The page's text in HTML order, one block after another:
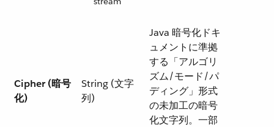
Cipher (暗号
化)
String (文字
列)
Java 暗号化ドキ
ュメントに準拠
する「アルゴリ
ズム/モード/パ
ディング」形式
の未加工の暗号
化文字列。一部